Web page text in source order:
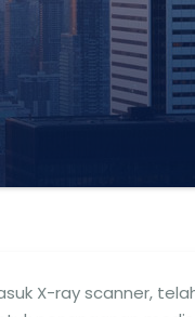
X-ray scanner,